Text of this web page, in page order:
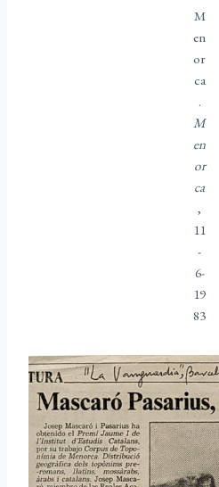
M
en
or
ca
.
M
en
or
ca
,
11
-
6-
19
83